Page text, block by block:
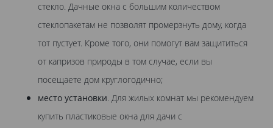
стекло. Дачные окна с большим количеством
стеклопакетам не позволят промерзнуть дому, когда
тот пустует. Кроме того, они помогут вам защититься
от капризов природы в том случае, если вы
посещаете дом круглогодично;
место установки. Для жилых комнат мы рекомендуем
купить пластиковые окна для дачи с